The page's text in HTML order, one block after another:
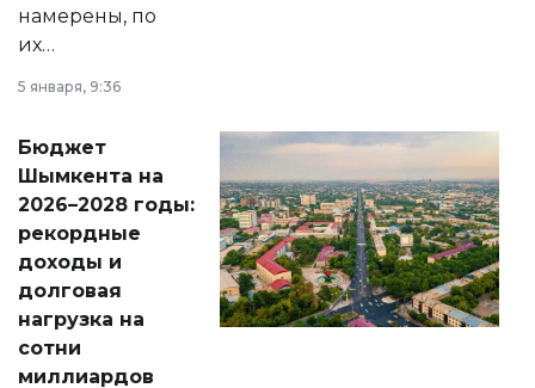
намерены, по
их
принести
народу
Венесуэлы.
5 января, 9:36
Бюджет
Шымкента на
2026–2028 годы:
рекордные
доходы и
долговая
нагрузка на
сотни
миллиардов